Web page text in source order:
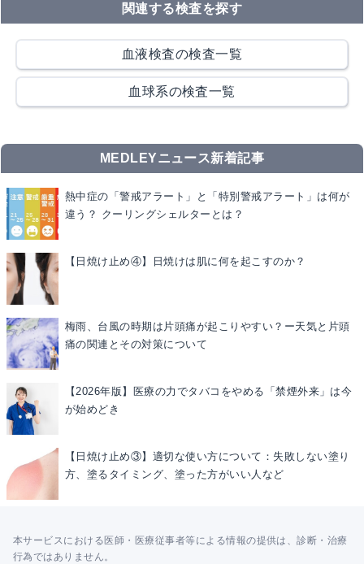
関連する検査を探す
血液検査の検査一覧
血球系の検査一覧
MEDLEYニュース新着記事
熱中症の「警戒アラート」と「特別警戒アラート」は何が
違う？ クーリングシェルターとは？
【日焼け止め④】日焼けは肌に何を起こすのか？
梅雨、台風の時期は片頭痛が起こりやすい？ー天気と片頭
痛の関連とその対策について
【2026年版】医療の力でタバコをやめる「禁煙外来」は今
が始めどき
【日焼け止め③】適切な使い方について：失敗しない塗り
方、塗るタイミング、塗った方がいい人など
本サービスにおける医師・医療従事者等による情報の提供は、診断・治療
行為ではありません。